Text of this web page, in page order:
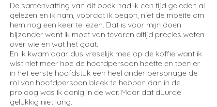
De samenvatting van dit boek had ik een tijd geleden al
gelezen en ik nam, voordat ik begon, niet de moeite om
hem nog een keer te lezen. Dat is voor mijn doen
bijzonder want ik moet van tevoren altijd precies weten
over wie en wat het gaat.
En ik kwam daar dus vreselijk mee op de koffie want ik
wist niet meer hoe de hoofdpersoon heette en toen er
in het eerste hoofdstuk een heel ander personage de
rol van hoofdpersoon bleek te hebben dan in de
proloog was ik danig in de war. Maar dat duurde
gelukkig niet lang.